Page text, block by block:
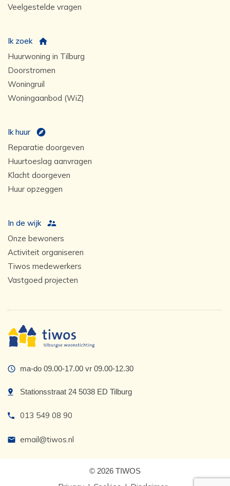
Veelgestelde vragen
Ik zoek
Huurwoning in Tilburg
Doorstromen
Woningruil
Woningaanbod (WiZ)
Ik huur
Reparatie doorgeven
Huurtoeslag aanvragen
Klacht doorgeven
Huur opzeggen
In de wijk
Onze bewoners
Activiteit organiseren
Tiwos medewerkers
Vastgoed projecten
ma-do 09.00-17.00 vr 09.00-12.30
Stationsstraat 24 5038 ED Tilburg
013 549 08 90
email@tiwos.nl
© 2026 TIWOS